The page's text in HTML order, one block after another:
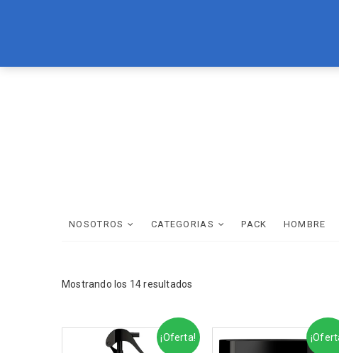
to
NOSOTROS CATEGORIAS PACK HOMBRE
Mostrando los 14 resultados
¡Oferta!